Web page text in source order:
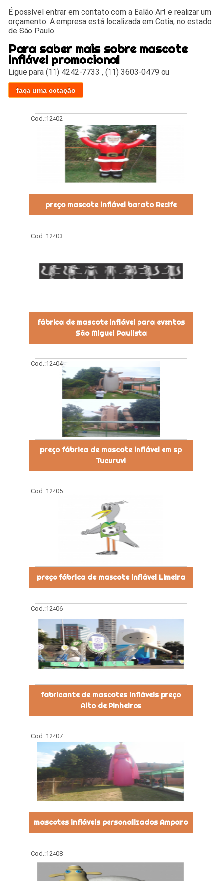
É possível entrar em contato com a Balão Art e realizar um
orçamento. A empresa está localizada em Cotia, no estado
de São Paulo.
Para saber mais sobre mascote
inflável promocional
Ligue para(11) 4242-7733 ,(11) 3603-0479 ou
faça uma cotação
Cod.:12402
preço mascote inflável barato Recife
Cod.:12403
fábrica de mascote inflável para eventos
São Miguel Paulista
Cod.:12404
preço fábrica de mascote inflável em sp
Tucuruvi
Cod.:12405
preço fábrica de mascote inflável Limeira
Cod.:12406
fabricante de mascotes infláveis preço
Alto de Pinheiros
Cod.:12407
mascotes infláveis personalizados Amparo
Cod.:12408